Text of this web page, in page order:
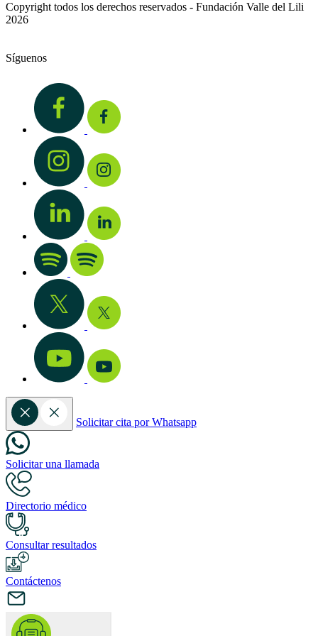
Copyright todos los derechos reservados - Fundación Valle del Lili
2026
Síguenos
Solicitar cita por Whatsapp
Solicitar una llamada
Directorio médico
Consultar resultados
Contáctenos